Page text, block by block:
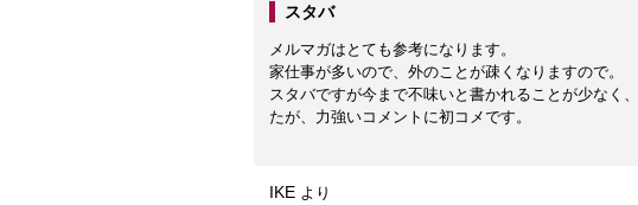
スタバ
メルマガはとても参考になります。
家仕事が多いので、外のことが疎くなりますので。
スタバですが今まで不味いと書かれることが少なく
たが、力強いコメントに初コメです。
IKE より